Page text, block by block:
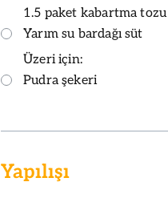
1.5 paket kabartma tozu
Yarım su bardağı süt
Üzeri için:
Pudra şekeri
Yapılışı